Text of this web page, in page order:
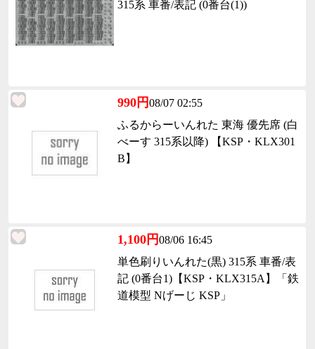
315系 車番/表記 (0番台(1))
990円08/07 02:55
ふるからーいんれた 東海 優先席 (白
べーす 315系以降) 【KSP・KLX301
B】
1,100円08/06 16:45
単色刷りいんれた(黒) 315系 車番/表
記 (0番台1)【KSP・KLX315A】「鉄
道模型 Nげーじ KSP」